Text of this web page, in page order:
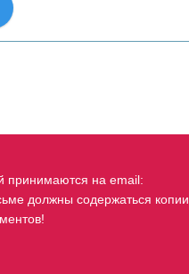
принимаются на email:
должны содержаться копии